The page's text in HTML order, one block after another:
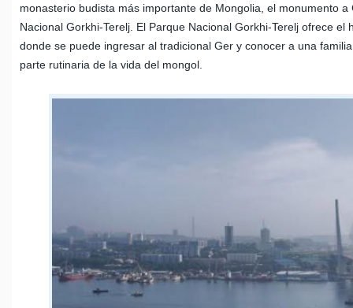
monasterio budista más importante de Mongolia, el monumento
Nacional Gorkhi-Terelj. El Parque Nacional Gorkhi-Terelj ofrece
donde se puede ingresar al tradicional Ger y conocer a una
parte rutinaria de la vida del mongol.